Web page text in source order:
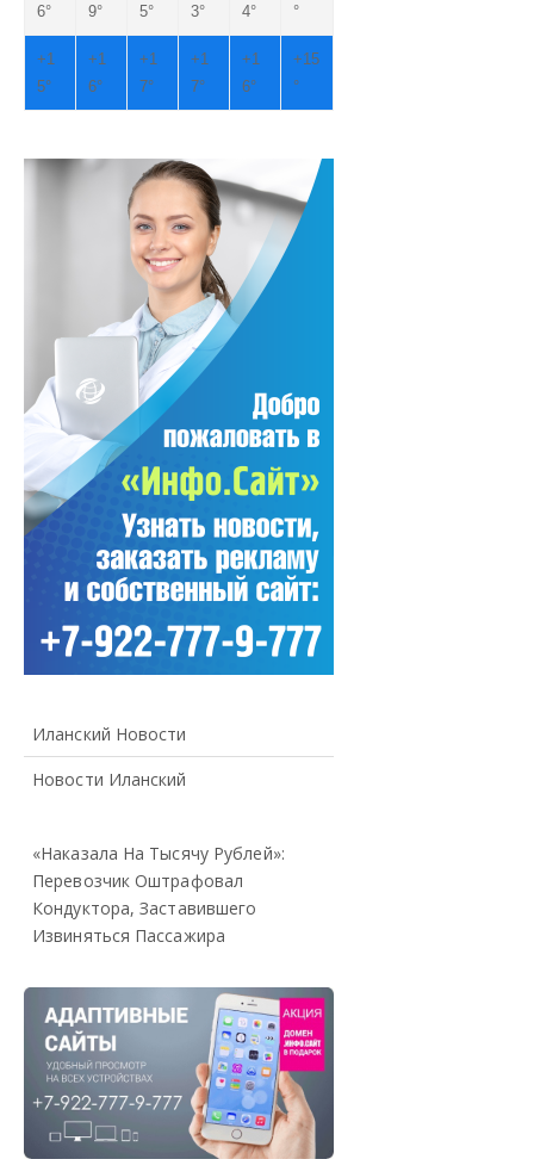
6°
9°
5°
3°
4°
°
+1
5°
+1
6°
+1
7°
+1
7°
+1
6°
+15
°
Иланский Новости
Новости Иланский
«Наказала На Тысячу Рублей»:
Перевозчик Оштрафовал
Кондуктора, Заставившего
Извиняться Пассажира